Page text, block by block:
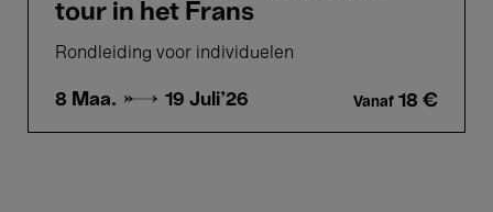
tour in het Frans
Rondleiding voor individuelen
8 Maa. → 19 Juli'26 Vanaf 18 €